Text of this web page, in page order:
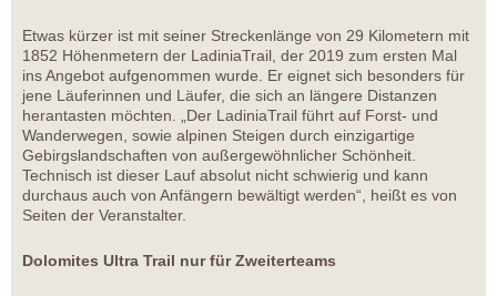
Etwas kürzer ist mit seiner Streckenlänge von 29 Kilometern mit
1852 Höhenmetern der LadiniaTrail, der 2019 zum ersten Mal
ins Angebot aufgenommen wurde. Er eignet sich besonders für
jene Läuferinnen und Läufer, die sich an längere Distanzen
herantasten möchten. „Der LadiniaTrail führt auf Forst- und
Wanderwegen, sowie alpinen Steigen durch einzigartige
Gebirgslandschaften von außergewöhnlicher Schönheit.
Technisch ist dieser Lauf absolut nicht schwierig und kann
durchaus auch von Anfängern bewältigt werden“, heißt es von
Seiten der Veranstalter.
Dolomites Ultra Trail nur für Zweiterteams